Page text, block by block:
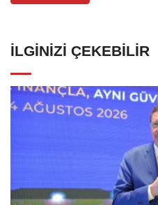
İLGINIZI ÇEKEBILIR